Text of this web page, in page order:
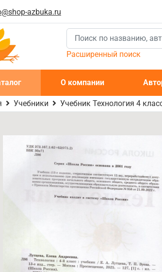
azbuka.ru
Расширенный поиск
О компании
Учебники Учебник Технология 4